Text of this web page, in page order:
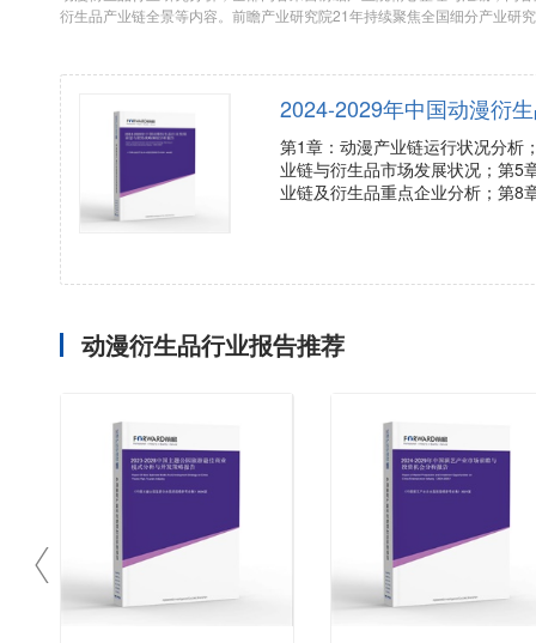
衍生品产业链全景等内容。前瞻产业研究院21年持续聚焦全国细分产业研
2024-2029年中国动漫衍
第1章：动漫产业链运行状况分析
业链与衍生品市场发展状况；第5
业链及衍生品重点企业分析；第8
动漫衍生品行业报告推荐